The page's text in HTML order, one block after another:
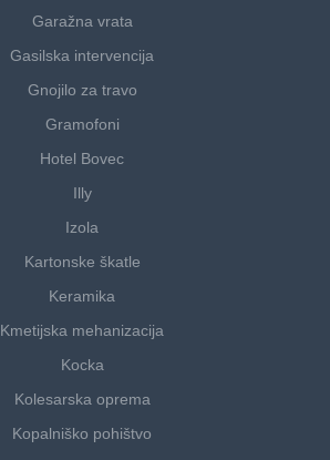
Garažna vrata
Gasilska intervencija
Gnojilo za travo
Gramofoni
Hotel Bovec
Illy
Izola
Kartonske škatle
Keramika
Kmetijska mehanizacija
Kocka
Kolesarska oprema
Kopalniško pohištvo